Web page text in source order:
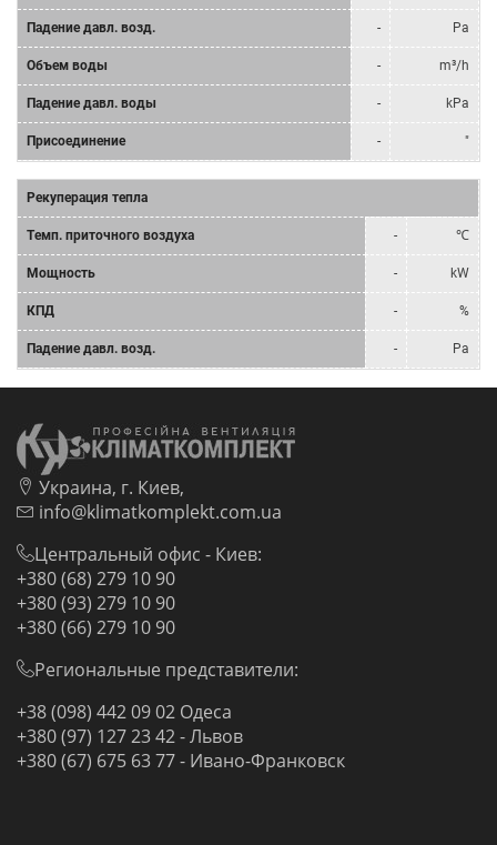
Падение давл. возд. - Pa
Объем воды - m³/h
Падение давл. воды - kPa
Присоединение - "
Рекуперация тепла
Tемп. приточного воздуха - ℃
Мощность - kW
КПД - %
Падение давл. возд. - Pa
Украина, г. Киев,
info@klimatkomplekt.com.ua
Центральный офис - Киев:
+380 (68) 279 10 90
+380 (93) 279 10 90
+380 (66) 279 10 90
Региональные представители:
+38 (098) 442 09 02 Одеса
+380 (97) 127 23 42 - Львов
+380 (67) 675 63 77 - Ивано-Франковск